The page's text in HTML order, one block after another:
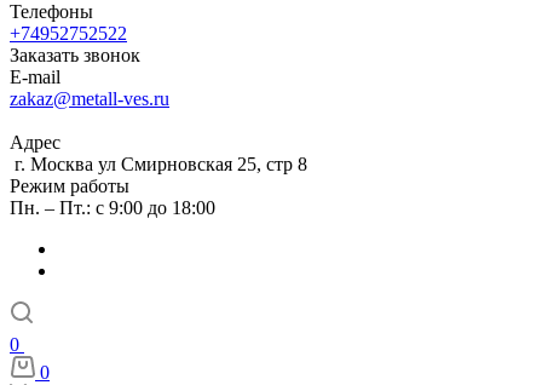
Телефоны
+74952752522
Заказать звонок
E-mail
zakaz@metall-ves.ru
Адрес
г. Москва ул Смирновская 25, стр 8
Режим работы
Пн. – Пт.: с 9:00 до 18:00
0
0